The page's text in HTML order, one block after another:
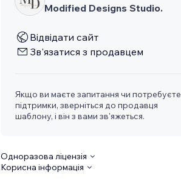
Modified Designs Studio.
Відвідати сайт
Зв'язатися з продавцем
Якщо ви маєте запитання чи потребуєте
підтримки, зверніться до продавця
шаблону, і він з вами зв'яжеться.
Одноразова ліцензія
Корисна інформація